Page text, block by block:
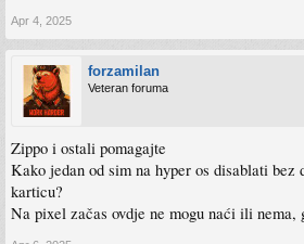
Apr 4, 2025
forzamilan
Veteran foruma
Zippo i ostali pomagajte
Kako jedan od sim na hyper os disablati
karticu?
Na pixel začas ovdje ne mogu naći ili nema,